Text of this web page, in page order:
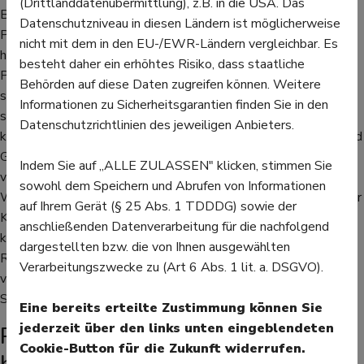
Bei der Behandlung von Panikattacken wird meist auf die
Psyche geschaut. Wer nur wenige und leichte Panikattacken
hat, kann zunächst probieren, etwas bei sich zu tragen, was die
Panik lindert. Dies kann ein Kuscheltier, ein Duft oder ein Foto
sein – etwas, das man mit schönen Erinnerungen verbindet und
somit von der Angst ablenkt. Auch bestimmte Atemübungen
können im Fall einer Panikattacke dafür sorgen, dass Körper und
Geist wieder zur Ruhe kommen. Wichtig ist außerdem, zu
versuchen, sich zu entspannen und die Gedanken zu steuern.
Wer sich bewusst macht, dass es eine Panikattacke ist, wie der
Körper dann reagiert und, dass es auch wieder vorbei geht, der
kann sich selbst dabei helfen, die Panikattacke zu stoppen.
Regelmäßiger Ausdauersport kann genauso Panikattacken
vorbeugen wie Meditation oder die Möglichkeit, sich in
Selbsthilfegruppen mit anderen Betroffenen auszutauschen.
Psychotherapie und Medikamente
Datenschutzniveau in diesen Ländern ist möglicherweise
nicht mit dem in den EU-/EWR-Ländern vergleichbar. Es
besteht daher ein erhöhtes Risiko, dass staatliche
Behörden auf diese Daten zugreifen können. Weitere
Informationen zu Sicherheitsgarantien finden Sie in den
Datenschutzrichtlinien des jeweiligen Anbieters.
Indem Sie auf „ALLE ZULASSEN" klicken, stimmen Sie
sowohl dem Speichern und Abrufen von Informationen
auf Ihrem Gerät (§ 25 Abs. 1 TDDDG) sowie der
anschließenden Datenverarbeitung für die nachfolgend
dargestellten bzw. die von Ihnen ausgewählten
Verarbeitungszwecke zu (Art 6 Abs. 1 lit. a. DSGVO).
Eine bereits erteilte Zustimmung können Sie
jederzeit über den links unten eingeblendeten
Cookie-Button für die Zukunft widerrufen.